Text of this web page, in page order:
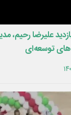
تصویری بازدید علیرضا
توسعه‌ای